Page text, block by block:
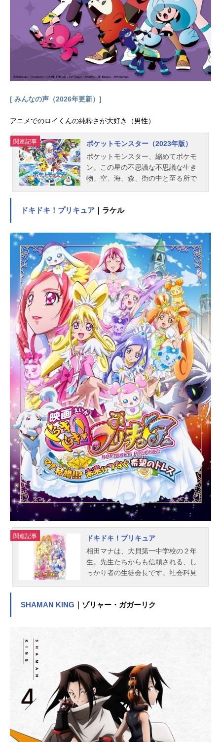
[ みんなの声（2026年更新）]
アニメでのロイくんの純粋さが大好き（男性）
関連記事
ポケットモンスター（2023年版）
ポケットモンスター、縮めてポケモ
ン。この星の不思議な不思議な生き
物。空、海、森、街の中と至る所で
少女、リコ。謎のモンスターボール
広大なポケットモンスターの世界を
舞台にリコとロイの新たな冒険が始
まる！ふたりを待ち受ける出会い、
そして運命とは―！？これは、冒険
を通じて大事な何かを「見つける」
物語。作品名ポケットモンスター（2
023年版）放送形態TVアニメシリー
ズポケットモンスタースケジュール2
023年4月14日（金）〜テレビ東京ほ
かキャストリコ：鈴木みのりロイ：
寺崎裕香ドット：青山吉能ウルト：
藤原夏海フリード：八代拓オリオ：
佐倉綾音マードック：三宅健太モリ
ー：真堂圭ランドウ：塾一久アメジ
オ：堀江瞬ナヴィ：芹澤優メタモ
ン：三石琴乃キャプテンピカチュ
ウ：大谷育江スタッフ監督：でんさ
おりクリエイティブディレクター：
冨安大貴アクションディレクター：
矢嶋哲生シリーズ構成：佐藤大キャ
ラクターデザイン：山崎玲愛サブキ
ャラクターデザイン：伊藤京子音響
監督：三間雅文音楽：コーニッシュ
アニメーション制作：OLM公開開始
年＆季節2023春アニメ(C)Nintendo・
C...
ドキドキ！プリキュア ｜ラケル
関連記事
ドキドキ！プリキュア
相田マナは、大貝第一中学校の２年
生。先生たちからも信頼される、し
っかり者の生徒会長です。社会科見
けたり、バスに酔った友達の看護を
は、トランプ王国からやってきた妖
精シャルルと、不思議なアクセサリ
ー“キュアラビーズ”の力で、キュアハ
ートに変身!いつもマナを助けてくれ
る親友・六花、幼なじみのお嬢様・
ありすたちが愛を忘れた“ジコチュ
ー”たちを浄化していきます!作品名ド
SHAMAN KING ｜ゾリャー・ガガーリク